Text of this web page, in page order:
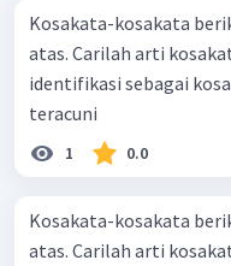
Kosakata-kosakata
atas. Carilah arti
identifikasi sebagai
teracuni
1 0.0
Kosakata-kosakata
atas. Carilah arti